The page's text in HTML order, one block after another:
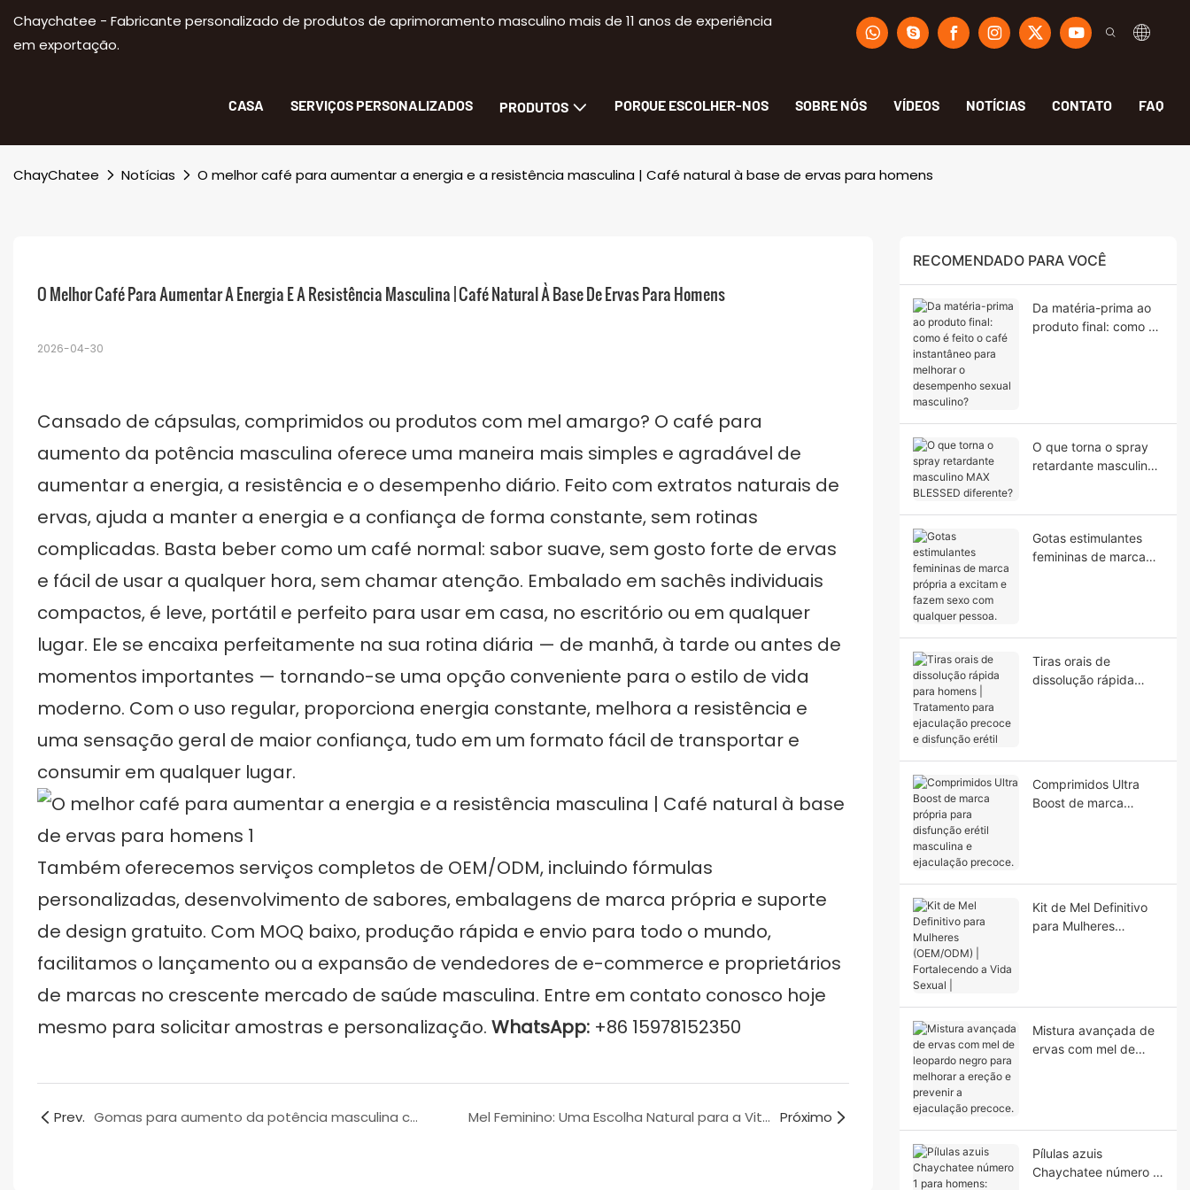
Chaychatee - Fabricante personalizado de produtos de aprimoramento masculino mais de 11 anos de experiência
em exportação.
CASA SERVIÇOS PERSONALIZADOS PRODUTOS PORQUE ESCOLHER-NOS SOBRE NÓS VÍDEOS NOTÍCIAS CONTATO FAQ
ChayChatee Notícias O melhor café para aumentar a energia e a resistência masculina | Café natural à base de ervas para homens
O Melhor Café Para Aumentar A Energia E A Resistência Masculina | Café Natural À Base De Ervas Para Homens
2026-04-30
Cansado de cápsulas, comprimidos ou produtos com mel amargo? O café para
aumento da potência masculina oferece uma maneira mais simples e agradável de
aumentar a energia, a resistência e o desempenho diário. Feito com extratos naturais de
ervas, ajuda a manter a energia e a confiança de forma constante, sem rotinas
complicadas. Basta beber como um café normal: sabor suave, sem gosto forte de ervas
e fácil de usar a qualquer hora, sem chamar atenção. Embalado em sachês individuais
compactos, é leve, portátil e perfeito para usar em casa, no escritório ou em qualquer
lugar. Ele se encaixa perfeitamente na sua rotina diária — de manhã, à tarde ou antes de
momentos importantes — tornando-se uma opção conveniente para o estilo de vida
moderno. Com o uso regular, proporciona energia constante, melhora a resistência e
uma sensação geral de maior confiança, tudo em um formato fácil de transportar e
consumir em qualquer lugar.
Também oferecemos serviços completos de OEM/ODM, incluindo fórmulas
personalizadas, desenvolvimento de sabores, embalagens de marca própria e suporte
de design gratuito. Com MOQ baixo, produção rápida e envio para todo o mundo,
facilitamos o lançamento ou a expansão de vendedores de e-commerce e proprietários
de marcas no crescente mercado de saúde masculina. Entre em contato conosco hoje
mesmo para solicitar amostras e personalização. WhatsApp:+86 15978152350
Prev. Gomas para aumento da potência masculina com sabor de cola: esteja pronto quando importa. Mel Feminino: Uma Escolha Natural para a Vitalidade e Confiança da Mulher Próximo
RECOMENDADO PARA VOCÊ
Da matéria-prima ao
produto final: como é
O que torna o spray
retardante masculino
Gotas estimulantes
femininas de marca
Tiras orais de
dissolução rápida
Comprimidos Ultra
Boost de marca
Kit de Mel Definitivo
para Mulheres
Mistura avançada de
ervas com mel de
Pílulas azuis
Chaychatee número 1